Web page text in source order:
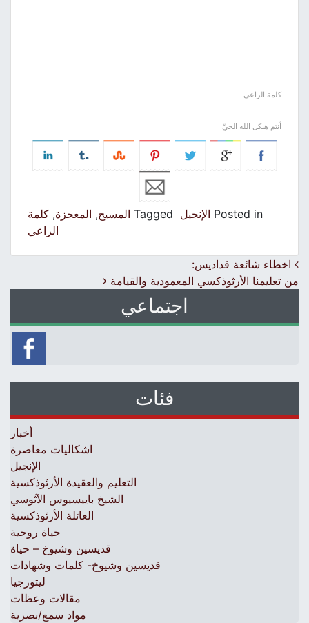
كلمة الراعي
أنتم هيكل الله الحيّ
Posted in الإنجيل Tagged المسيح,المعجزة,كلمة
الراعي
Post navigation
اخطاء شائعة قداديس:
من تعليمنا الأرثوذكسي المعمودية والقيامة
اجتماعي
فئات
أخبار
اشكاليات معاصرة
الإنجيل
التعليم والعقيدة الأرثوذكسية
الشيخ باييسيوس الآثوسي
العائلة الأرثوذكسية
حياة روحية
قديسين وشيوخ – حياة
قديسين وشيوخ- كلمات وشهادات
ليتورجيا
مقالات وعظات
مواد سمع/بصرية